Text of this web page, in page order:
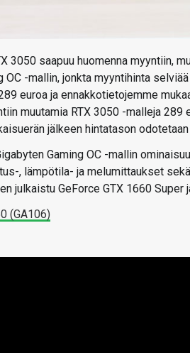
3050 saapuu huomenna myyntiin,
-mallin, jonkta myyntihinta
euroa ja ennakkotietojemme
muutamia RTX 3050 -malleja 289
jälkeen hintatason
Gaming OC -mallin
, lämpötila- ja melumittaukset
julkaistu GeForce GTX 1660 Super
(GA106)